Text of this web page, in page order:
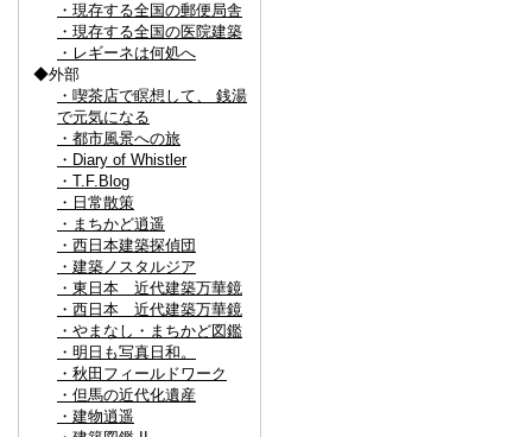
・現存する全国の郵便局舎
・現存する全国の医院建築
・レギーネは何処へ
◆外部
・喫茶店で瞑想して、 銭湯
で元気になる
・都市風景への旅
・Diary of Whistler
・T.F.Blog
・日常散策
・まちかど逍遥
・西日本建築探偵団
・建築ノスタルジア
・東日本 近代建築万華鏡
・西日本 近代建築万華鏡
・やまなし・まちかど図鑑
・明日も写真日和。
・秋田フィールドワーク
・但馬の近代化遺産
・建物逍遥